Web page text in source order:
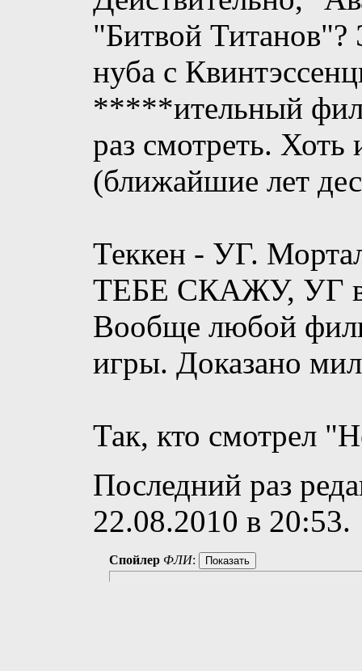
"Битвой Титанов"?
нуба с
*****ительный
раз смотреть.
(ближайшие лет
Теккен - УГ.
ТЕБЕ СКАЖУ, УГ в
Вообще любой
игры. Доказано
Так, кто смотрел
Последний раз
22.08.2010 в 20:53.
Спойлер ФЛИ: